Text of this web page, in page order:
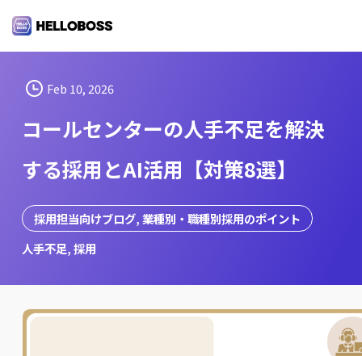
i
Feb 10, 2026
コールセンターの人手不足を解決
する採用とAI活用【対策8選】
採用担当向けブログ, 業種別・職種別採用のポイント
人手不足, 採用